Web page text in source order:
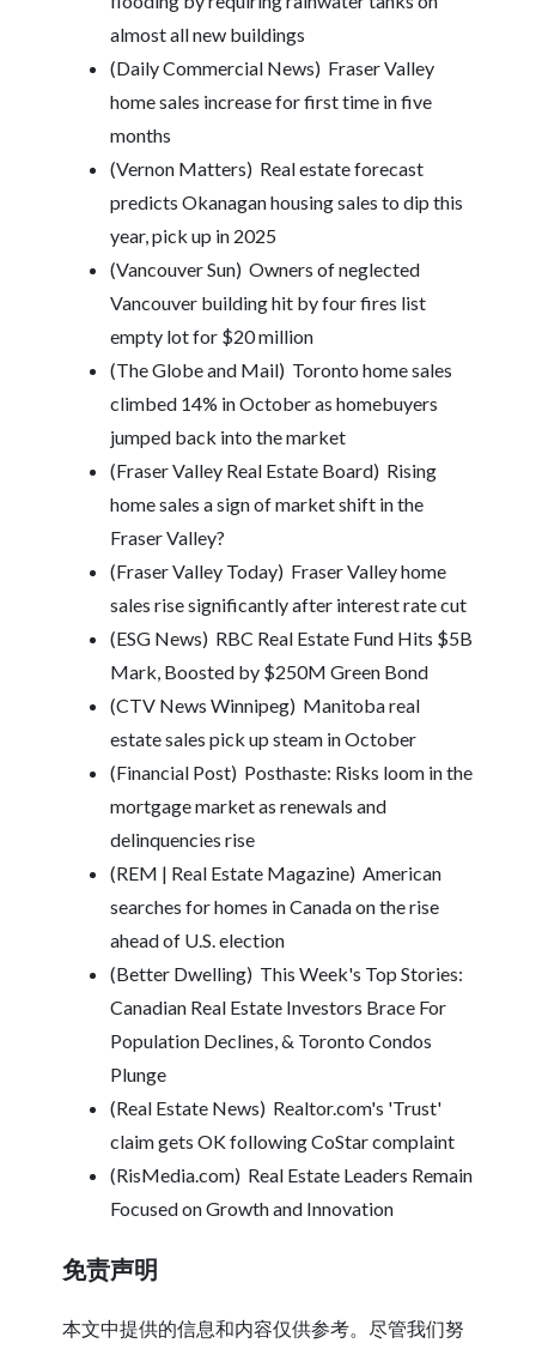
almost all new buildings
(Daily Commercial News) Fraser Valley
home sales increase for first time in five
months
(Vernon Matters) Real estate forecast
predicts Okanagan housing sales to dip this
year, pick up in 2025
(Vancouver Sun)Owners of neglected
Vancouver building hit by four fires list
empty lot for $20 million
(The Globe and Mail) Toronto home sales
climbed 14% in October as homebuyers
jumped back into the market
(Fraser Valley Real Estate Board) Rising
home sales a sign of market shift in the
Fraser Valley?
(Fraser Valley Today) Fraser Valley home
sales rise significantly after interest rate cut
(ESG News) RBC Real Estate Fund Hits $5B
Mark, Boosted by $250M Green Bond
(CTV News Winnipeg) Manitoba real
estate sales pick up steam in October
(Financial Post) Posthaste: Risks loom in the
mortgage market as renewals and
delinquencies rise
(REM | Real Estate Magazine)American
searches for homes in Canada on the rise
ahead of U.S. election
(Better Dwelling) This Week's Top Stories:
Canadian Real Estate Investors Brace For
Population Declines, & Toronto Condos
Plunge
(Real Estate News) Realtor.com's 'Trust'
claim gets OK following CoStar complaint
(RisMedia.com) Real Estate Leaders Remain
Focused on Growth and Innovation
免责声明
本文中提供的信息和内容仅供参考。尽管我们努